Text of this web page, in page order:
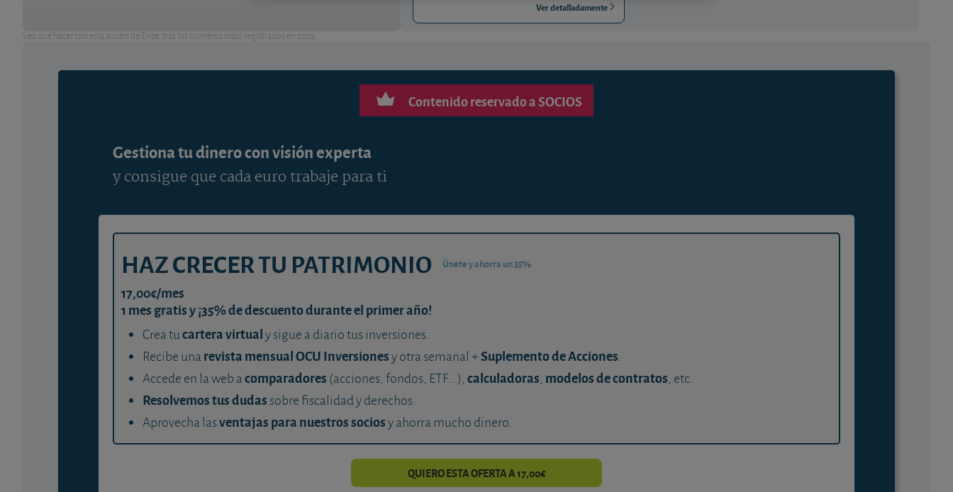
Vea qué hacer con esta acción de Ence, tras los números rojos registrados en 2023.
Ver detalladamente
Contenido reservado a SOCIOS
Gestiona tu dinero con visión experta
y consigue que cada euro trabaje para ti
HAZ CRECER TU PATRIMONIO Únete y ahorra un 35%
17,00€/mes
1 mes gratis y ¡35% de descuento durante el primer año!
Crea tucartera virtualy sigue a diario tus inversiones.
Recibe unarevista mensual OCU Inversionesy otra semanal +Suplemento de Acciones.
Accede en la web acomparadores (acciones, fondos, ETF...), calculadoras, modelos de contratos, etc.
Resolvemos tus dudas sobre fiscalidad y derechos.
Aprovecha lasventajas para nuestros sociosy ahorra mucho dinero.
QUIERO ESTA OFERTA A 17,00€